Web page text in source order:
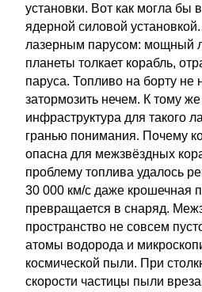
установки. Вот как могла бы
ядерной силовой
лазерным парусом: мощный
планеты толкает корабль,
паруса. Топливо на борту не
затормозить нечем. К тому
инфраструктура для такого
гранью понимания. Почему
опасна для межзвёздных
проблему топлива удалось
30 000 км/с даже крошечная
превращается в снаряд.
пространство не совсем
атомы водорода и
космической пыли. При
скорости частицы пыли